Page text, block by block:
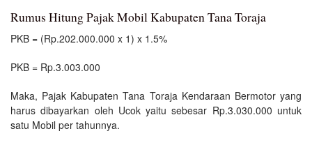
Rumus Hitung Pajak Mobil Kabupaten Tana Toraja
PKB = (Rp.202.000.000 x 1) x 1.5%
PKB = Rp.3.003.000
Maka, Pajak Kabupaten Tana Toraja Kendaraan Bermotor yang
harus dibayarkan oleh Ucok yaitu sebesar Rp.3.030.000 untuk
satu Mobil per tahunnya.